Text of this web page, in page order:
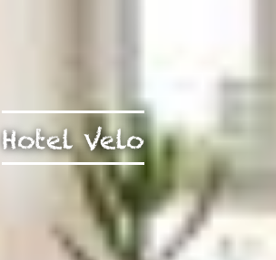
Hotel Velo